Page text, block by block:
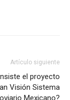
Artículo siguiente
el proyecto
Visión Sistema
Mexicano?